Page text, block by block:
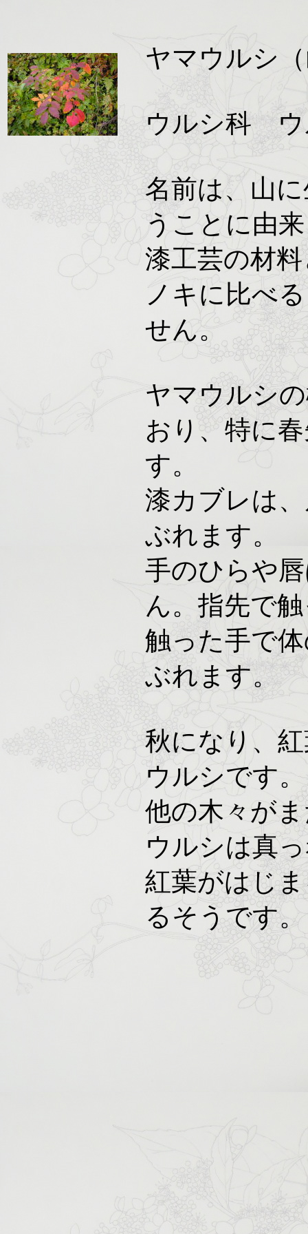
ヤマウルシ
ウルシ科
名前は、山
うことに由
漆工芸の材
ノキに比べ
せん。
ヤマウルシ
おり、特に
す。
漆カブレは
ぶれます。
手のひらや
ん。指先で
触った手で
ぶれます。
秋になり、
ウルシです。
他の木々が
ウルシは真
紅葉がはじ
るそうです。